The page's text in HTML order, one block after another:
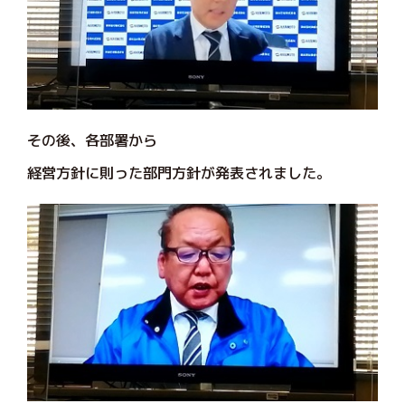
その後、各部署から
経営方針に則った部門方針が発表されました。